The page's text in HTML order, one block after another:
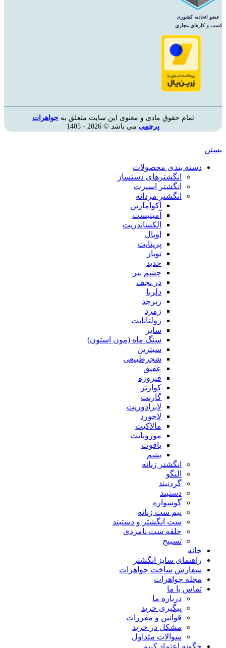
تمام حقوق مادی و معنوی این سایت متعلق بهجواهرات
پرچمی می باشد © 2026 - 1405
بستن
دسته بندی محصولات
انگشترهای دستساز
انگشتر اسپرت
انگشتر مردانه
آکوامارین
آمیتیست
الکساندریت
اوپال
پرینایت
توپاز
حدید
چشم ببر
در نجف
دلربا
زبرجد
زمرد
زولتانایت
سایر
سنگ ماه (مون استون)
سیترین
شجرطبیعی
عقیق
فیروزه
کوارتز
گارنت
لابرادوریت
لاجورد
مالاکیت
موزونایت
یاقوت
یشم
انگشتر زنانه
النگو
گردنبند
دستبند
گوشواره
نیم ست زنانه
ست انگشتر و دستبند
حلقه ست نامزدی
تسبیح
خانه
راهنمای سایز انگشتر
سفارش ساخت جواهرات
مجله جواهرات
تماس با ما
درباره ما
پیگیری خرید
قوانین و مقررات
مشکل در خرید
سوالات متداول
چگونه اعتماد کنیم